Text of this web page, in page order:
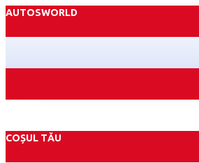
AUTOSWORLD
COȘUL TĂU